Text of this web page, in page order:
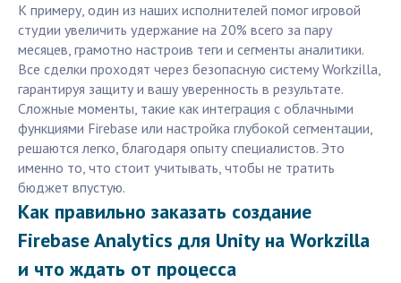
К примеру, один из наших исполнителей помог игровой
студии увеличить удержание на 20% всего за пару
месяцев, грамотно настроив теги и сегменты аналитики.
Все сделки проходят через безопасную систему Workzilla,
гарантируя защиту и вашу уверенность в результате.
Сложные моменты, такие как интеграция с облачными
функциями Firebase или настройка глубокой сегментации,
решаются легко, благодаря опыту специалистов. Это
именно то, что стоит учитывать, чтобы не тратить
бюджет впустую.
Как правильно заказать создание
Firebase Analytics для Unity на Workzilla
и что ждать от процесса